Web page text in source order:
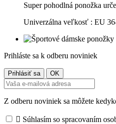
Super pohodlná ponožka
Univerzálna veľkosť : EU
Prihláste sa k odberu noviniek
Z odberu noviniek sa môžete
 Súhlasím so spracovaním